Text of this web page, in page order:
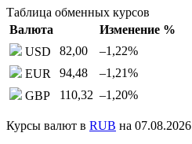
Таблица обменных курсов
Валюта
Изменение %
USD
82,00 –1,22%
EUR
94,48 –1,21%
GBP
110,32 –1,20%
Курсы валют в RUB на 07.08.2026